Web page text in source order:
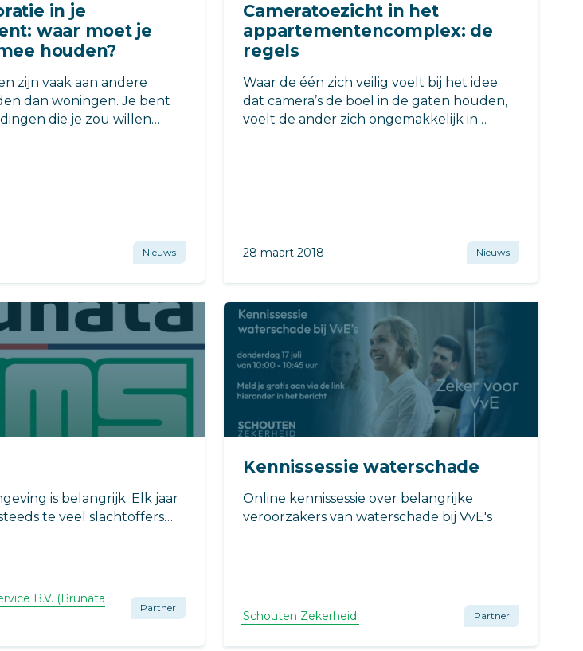
in je
waar moet je
houden?
zijn vaak aan andere
dan woningen. Je bent
die je zou willen
Nieuws
Cameratoezicht in het
appartementencomplex: de
regels
Waar de één zich veilig voelt bij het idee
dat camera’s de boel in de gaten houden,
voelt de ander zich ongemakkelijk in
28 maart 2018 Nieuws
is belangrijk. Elk jaar
te veel slachtoffers
gemoedsrust.
B.V. (Brunata
Partner
Kennissessie waterschade
Online kennissessie over belangrijke
veroorzakers van waterschade bij VvE's
Schouten Zekerheid Partner